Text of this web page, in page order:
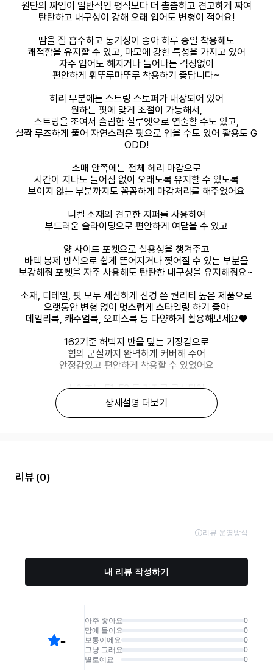
원단의 짜임이 일반적인 평직보다 더 촘촘하고 견고하게 짜여
탄탄하고 내구성이 강해 오래 입어도 변형이 적어요!
땀을 잘 흡수하고 통기성이 좋아 하루 종일 착용해도
쾌적함을 유지할 수 있고, 마모에 강한 특성을 가지고 있어
자주 입어도 해지거나 늘어나는 걱정없이
편안하게 휘뚜루마뚜루 착용하기 좋답니다~
허리 부분에는 스트링 스토퍼가 내장되어 있어
원하는 핏에 맞게 조절이 가능해서,
스트링을 조여서 슬림한 실루엣으로 연출할 수도 있고,
살짝 루즈하게 풀어 자연스러운 핏으로 입을 수도 있어 활용도 G
ODD!
소매 안쪽에는 전체 헤리 마감으로
시간이 지나도 늘어짐 없이 오래도록 유지할 수 있도록
보이지 않는 부분까지도 꼼꼼하게 마감처리를 해주었어요
니켈 소재의 견고한 지퍼를 사용하여
부드러운 슬라이딩으로 편안하게 여닫을 수 있고
양 사이드 포켓으로 실용성을 챙겨주고
바텍 봉제 방식으로 쉽게 뜯어지거나 찢어질 수 있는 부분을
보강해줘 포켓을 자주 사용해도 탄탄한 내구성을 유지해줘요~
소재, 디테일, 핏 모두 세심하게 신경 쓴 퀄리티 높은 제품으로
오랫동안 변형 없이 멋스럽게 스타일링 하기 좋아
데일리룩, 캐주얼룩, 오피스룩 등 다양하게 활용해보세요♥
162기준 허벅지 반을 덮는 기장감으로
힙의 군살까지 완벽하게 커버해 주어
안정감있고 편안하게 착용할 수 있었어요
사이즈는 F1_F2 두 가지로 구성되어
F1사이즈는 66-88분들까지
상세설명 더보기
리뷰 (0)